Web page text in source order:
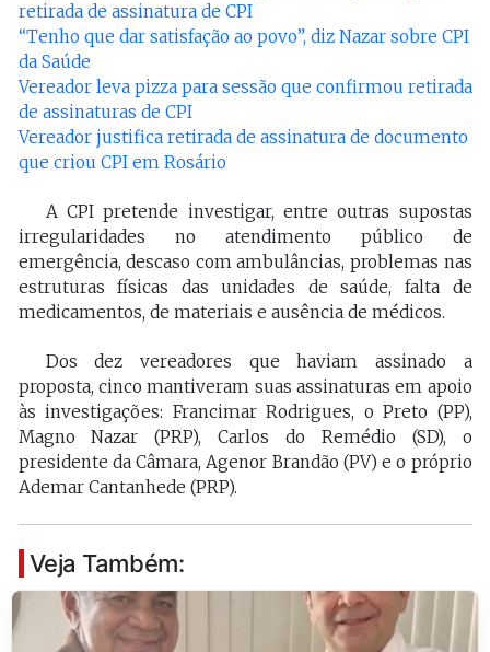
retirada de assinatura de CPI
“Tenho que dar satisfação ao povo”, diz Nazar sobre CPI
da Saúde
Vereador leva pizza para sessão que confirmou retirada
de assinaturas de CPI
Vereador justifica retirada de assinatura de documento
que criou CPI em Rosário
A CPI pretende investigar, entre outras supostas
irregularidades no atendimento público de
emergência, descaso com ambulâncias, problemas nas
estruturas físicas das unidades de saúde, falta de
medicamentos, de materiais e ausência de médicos.
Dos dez vereadores que haviam assinado a
proposta, cinco mantiveram suas assinaturas em apoio
às investigações: Francimar Rodrigues, o Preto (PP),
Magno Nazar (PRP), Carlos do Remédio (SD), o
presidente da Câmara, Agenor Brandão (PV) e o próprio
Ademar Cantanhede (PRP).
Veja Também: